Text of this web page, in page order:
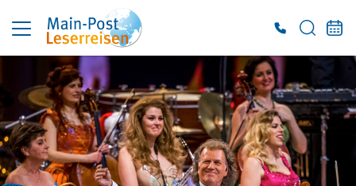
3 Tage
Fr. 11.12. - So. 13.12.2026
Doppelzimmer mit Bad oder DU/WC
Belegung: 2 Personen
inkl. TP